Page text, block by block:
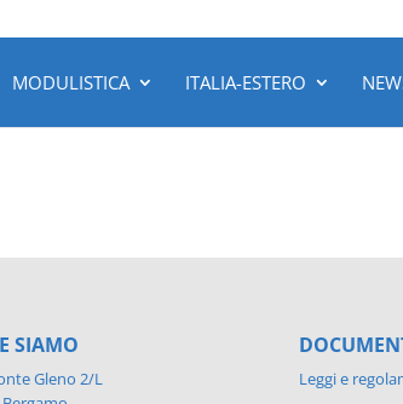
MODULISTICA ITALIA-ESTERO
SIAMO
Gleno 2/L
Leggi e